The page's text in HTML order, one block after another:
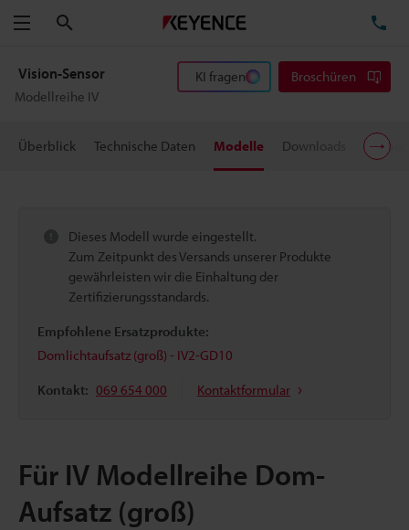
Menü
Vision-Sensor
Modellreihe IV
KI fragen Broschüren
Überblick Technische Daten Modelle Downloads
Dieses Modell wurde eingestellt.
Zum Zeitpunkt des Versands unserer Produkte
gewährleisten wir die Einhaltung der
Zertifizierungsstandards.
Empfohlene Ersatzprodukte:
Domlichtaufsatz (groß) - IV2-GD10
Kontakt: 069 654 000 Kontaktformular
Für IV Modellreihe Dom-
Aufsatz (groß)